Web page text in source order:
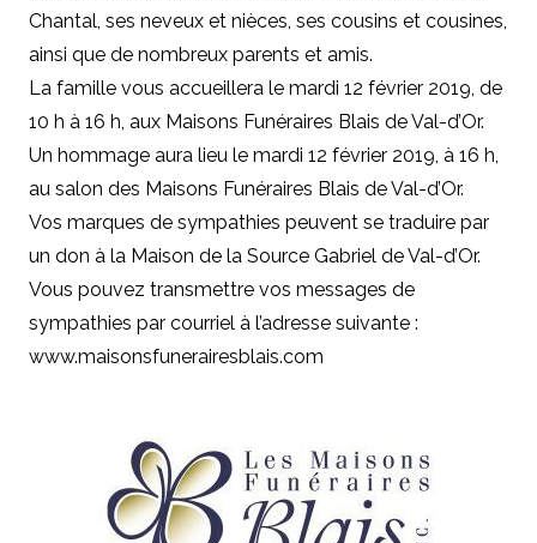
Chantal, ses neveux et nièces, ses cousins et cousines,
ainsi que de nombreux parents et amis.
La famille vous accueillera le mardi 12 février 2019, de
10 h à 16 h, aux Maisons Funéraires Blais de Val-d’Or.
Un hommage aura lieu le mardi 12 février 2019, à 16 h,
au salon des Maisons Funéraires Blais de Val-d’Or.
Vos marques de sympathies peuvent se traduire par
un don à la Maison de la Source Gabriel de Val-d’Or.
Vous pouvez transmettre vos messages de
sympathies par courriel à l’adresse suivante :
www.maisonsfunerairesblais.com